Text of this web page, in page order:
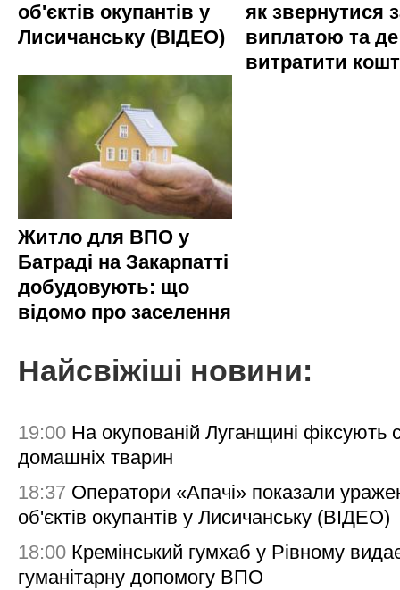
об'єктів окупантів у
Лисичанську (ВІДЕО)
як звернутися
виплатою та де
витратити
Житло для ВПО у
Батраді на Закарпатті
добудовують: що
відомо про заселення
Найсвіжіші новини:
19:00 На окупованій Луганщині фіксують
домашніх тварин
18:37 Оператори «Апачі» показали
об'єктів окупантів у Лисичанську (ВІДЕО)
18:00 Кремінський гумхаб у Рівному
гуманітарну допомогу ВПО